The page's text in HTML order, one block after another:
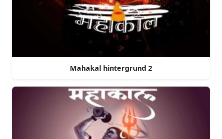
Mahakal hintergrund 2